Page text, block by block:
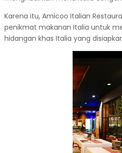
Karena itu, Amicoo Italian
penikmat makanan Italia untuk
hidangan khas Italia yang